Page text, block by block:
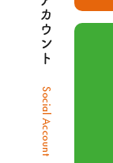
Social Account